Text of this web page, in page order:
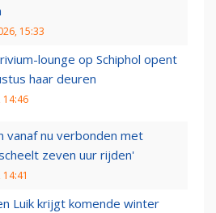
15:33
lounge op Schiphol opent
haar deuren
14:46
vanaf nu verbonden met
zeven uur rijden'
Luik krijgt komende winter